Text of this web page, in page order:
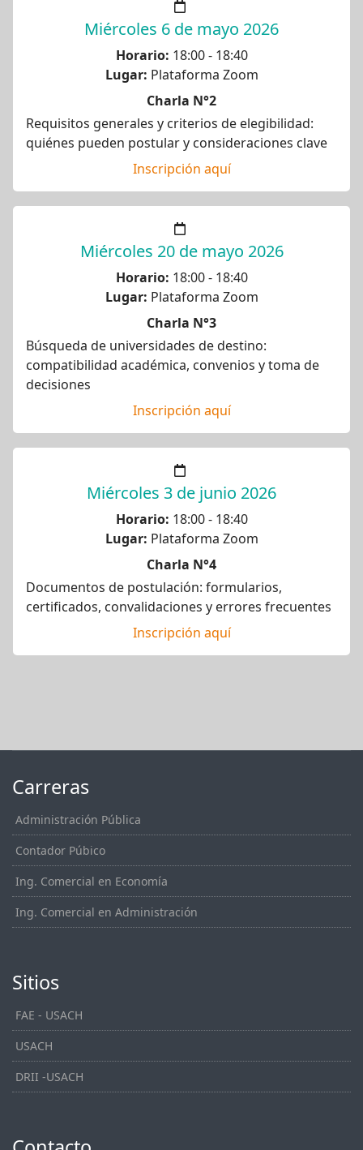
Miércoles 6 de mayo 2026
Horario: 18:00 - 18:40
Lugar: Plataforma Zoom
Charla N°2
Requisitos generales y criterios de elegibilidad:
quiénes pueden postular y consideraciones clave
Inscripción aquí
Miércoles 20 de mayo 2026
Horario: 18:00 - 18:40
Lugar: Plataforma Zoom
Charla N°3
Búsqueda de universidades de destino:
compatibilidad académica, convenios y toma de
decisiones
Inscripción aquí
Miércoles 3 de junio 2026
Horario: 18:00 - 18:40
Lugar: Plataforma Zoom
Charla N°4
Documentos de postulación: formularios,
certificados, convalidaciones y errores frecuentes
Inscripción aquí
Carreras
Administración Pública
Contador Púbico
Ing. Comercial en Economía
Ing. Comercial en Administración
Sitios
FAE - USACH
USACH
DRII -USACH